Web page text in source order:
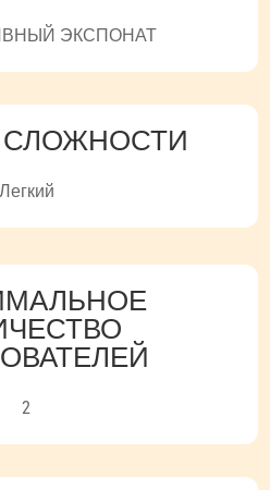
ЭКСПОНАТ
СЛОЖНОСТИ
Легкий
2